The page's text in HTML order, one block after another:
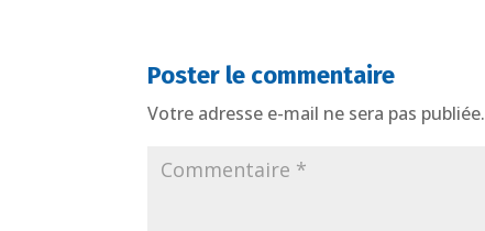
Poster le commentaire
Votre adresse e-mail ne sera pas publiée.